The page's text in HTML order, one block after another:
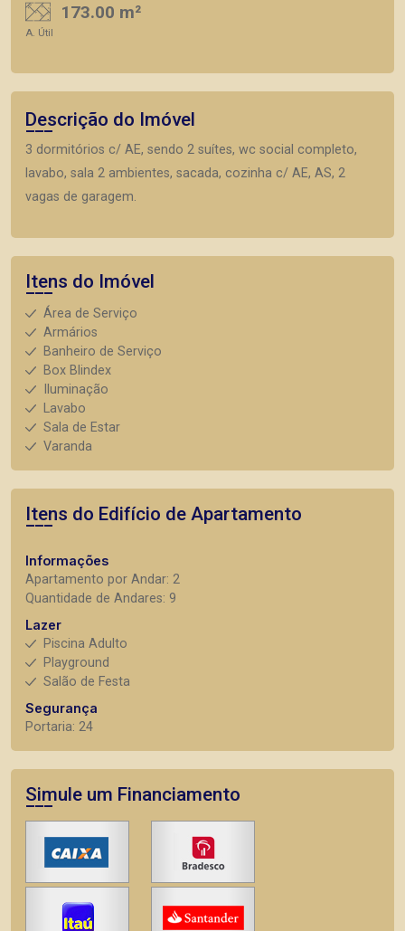
173.00 m²
A. Útil
Descrição do Imóvel
3 dormitórios c/ AE, sendo 2 suítes, wc social completo,
lavabo, sala 2 ambientes, sacada, cozinha c/ AE, AS, 2
vagas de garagem.
Itens do Imóvel
Área de Serviço
Armários
Banheiro de Serviço
Box Blindex
Iluminação
Lavabo
Sala de Estar
Varanda
Itens do Edifício de Apartamento
Informações
Apartamento por Andar: 2
Quantidade de Andares: 9
Lazer
Piscina Adulto
Playground
Salão de Festa
Segurança
Portaria: 24
Simule um Financiamento